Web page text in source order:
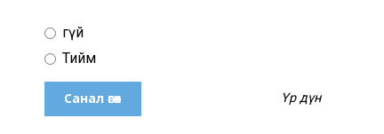
Үгүй
Тийм
Үр дүн